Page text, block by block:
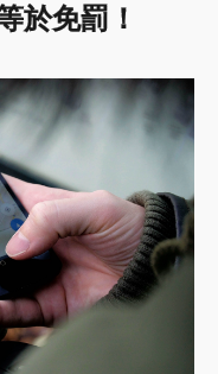
於免罰！